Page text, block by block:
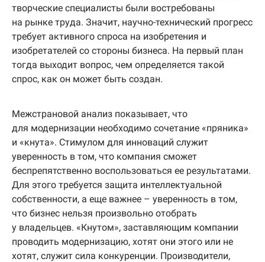
творческие специалисты были востребованы
на рынке труда. Значит, научно-технический прогресс
требует активного спроса на изобретения и
изобретателей со стороны бизнеса. На первый план
тогда выходит вопрос, чем определяется такой
спрос, как он может быть создан.
Межстрановой анализ показывает, что
для модернизации необходимо сочетание «пряника»
и «кнута». Стимулом для инноваций служит
уверенность в том, что компания сможет
беспрепятственно воспользоваться ее результатами.
Для этого требуется защита интеллектуальной
собственности, а еще важнее – уверенность в том,
что бизнес нельзя произвольно отобрать
у владельцев. «Кнутом», заставляющим компании
проводить модернизацию, хотят они этого или не
хотят, служит сила конкуренции. Производители,